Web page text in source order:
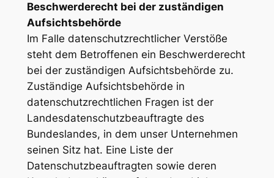
Beschwerderecht bei der zuständigen
Aufsichtsbehörde
Im Falle datenschutzrechtlicher Verstöße
steht dem Betroffenen ein Beschwerderecht
bei der zuständigen Aufsichtsbehörde zu.
Zuständige Aufsichtsbehörde in
datenschutzrechtlichen Fragen ist der
Landesdatenschutzbeauftragte des
Bundeslandes, in dem unser Unternehmen
seinen Sitz hat. Eine Liste der
Datenschutzbeauftragten sowie deren